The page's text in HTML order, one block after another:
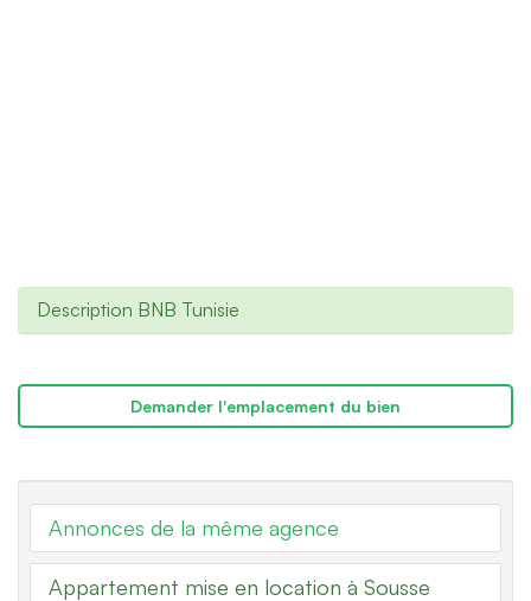
Description BNB Tunisie
Demander l'emplacement du bien
Annonces de la même agence
Appartement mise en location à Sousse